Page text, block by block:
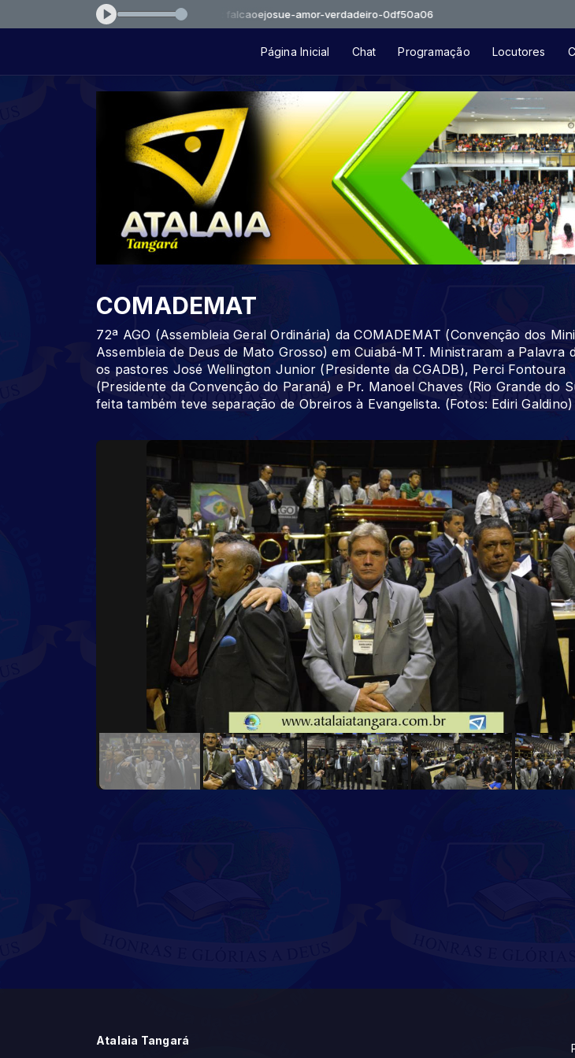
Tocando agora: falcaoejosue-amor-verdadeiro-0df50a06
Página Inicial Chat Programação Locutores
COMADEMAT
72ª AGO (Assembleia Geral Ordinária) da COMADEMAT (Convenção dos
Assembleia de Deus de Mato Grosso) em Cuiabá-MT. Ministraram a Palavra
os pastores José Wellington Junior (Presidente da CGADB), Perci Fontoura
(Presidente da Convenção do Paraná) e Pr. Manoel Chaves (Rio Grande do
feita também teve separação de Obreiros à Evangelista. (Fotos: Ediri Galdino)
Atalaia Tangará